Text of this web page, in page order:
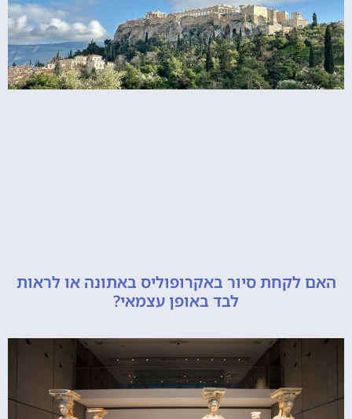
סיור באקרופוליס באתונה או לראות
לבד באופן עצמאי?